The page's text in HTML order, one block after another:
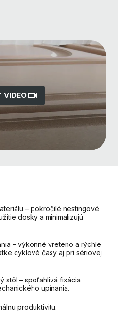
VIDEO
– pokročilé nestingové
dosky a minimalizujú
– výkonné vreteno a rýchle
cyklové časy aj pri sériovej
stôl – spoľahlivá fixácia
upínania.
produktivitu.